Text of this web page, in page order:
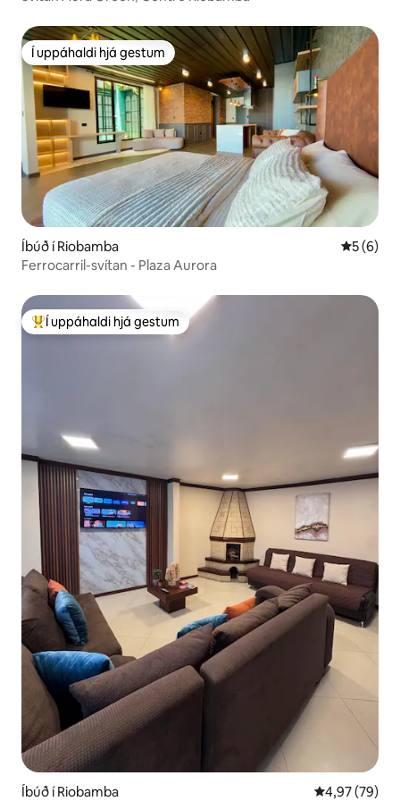
Í uppáhaldi hjá gestum
Í uppáhaldi hjá gestum
Íbúð í Riobamba 5 af 5 í
5 (6)
Ferrocarril-svítan - Plaza Aurora
Í mestu uppáhaldi hjá gestum
Í uppáhaldi hjá gestum
Íbúð í Riobamba 4,97 af 5 í
4,97 (79)